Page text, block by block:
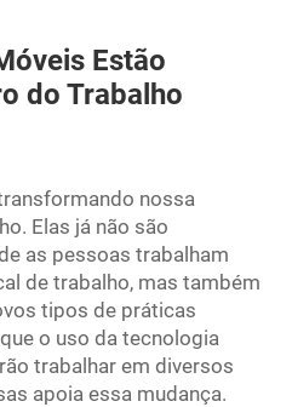
Estão
do Trabalho
nossa
Elas já não são
as pessoas trabalham
de trabalho, mas também
tipos de práticas
o uso da tecnologia
trabalhar em diversos
apoia essa mudança.